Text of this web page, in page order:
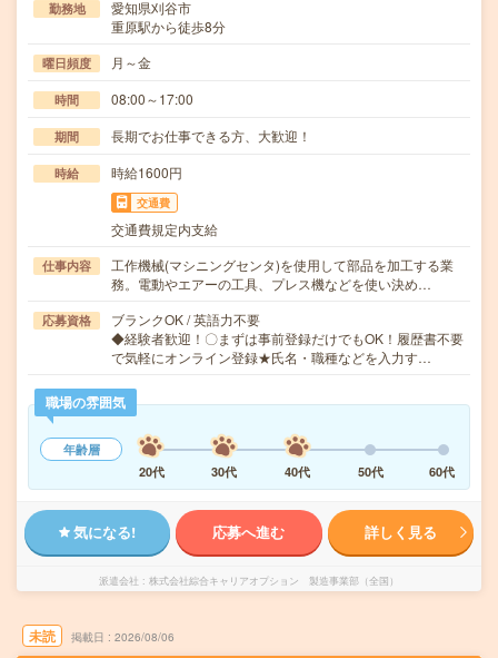
勤務地
愛知県刈谷市
重原駅から徒歩8分
曜日頻度 月～金
時間 08:00～17:00
期間 長期でお仕事できる方、大歓迎！
時給 時給1600円
交通費
交通費規定内支給
仕事内容
工作機械(マシニングセンタ)を使用して部品を加工する業
務。電動やエアーの工具、プレス機などを使い決め…
応募資格
ブランクOK / 英語力不要
◆経験者歓迎！〇まずは事前登録だけでもOK！履歴書不要
で気軽にオンライン登録★氏名・職種などを入力す…
職場の雰囲気
年齢層
20代
30代 40代 50代 60代
気になる! 応募へ進む 詳しく見る
派遣会社 株式会社綜合キャリアオプション 製造事業部（全国）
未読 掲載日 2026/08/06